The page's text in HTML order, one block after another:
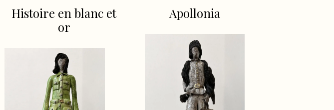
Histoire en blanc et
or
Apollonia